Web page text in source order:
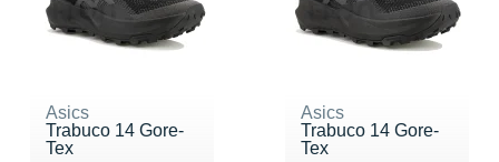
Asics
Trabuco 14 Gore-
Tex
Asics
Trabuco 14 Gore-
Tex